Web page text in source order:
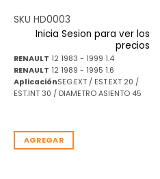
SKU HD0003
Inicia Sesion para ver los
precios
RENAULT 12 1983 - 1999 1.4
RENAULT 12 1989 - 1995 1.6
AplicaciónSEG.EXT / EST.EXT 20 /
EST.INT 30 / DIAMETRO ASIENTO 45
AGREGAR